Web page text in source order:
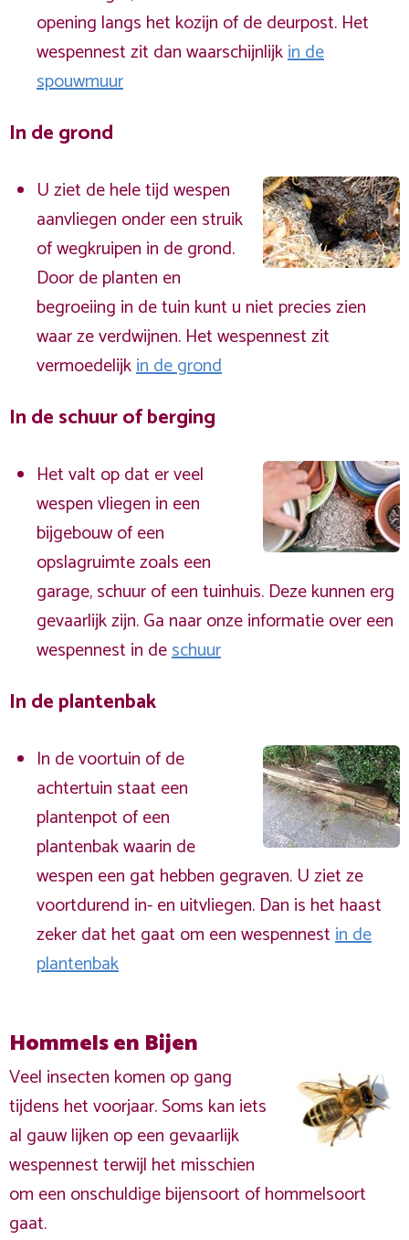
opening langs het kozijn of de deurpost. Het
wespennest zit dan waarschijnlijkin de
spouwmuur
In de grond
U ziet de hele tijd wespen
aanvliegen onder een struik
of wegkruipen in de grond.
Door de planten en
begroeiing in de tuin kunt u niet precies zien
waar ze verdwijnen. Het wespennest zit
vermoedelijkin de grond
In de schuur of berging
Het valt op dat er veel
wespen vliegen in een
bijgebouw of een
opslagruimte zoals een
garage, schuur of een tuinhuis. Deze kunnen erg
gevaarlijk zijn. Ga naar onze informatie over een
wespennest in deschuur
In de plantenbak
In de voortuin of de
achtertuin staat een
plantenpot of een
plantenbak waarin de
wespen een gat hebben gegraven. U ziet ze
voortdurend in- en uitvliegen. Dan is het haast
zeker dat het gaat om een wespennestin de
plantenbak
Hommels en Bijen
Veel insecten komen op gang
tijdens het voorjaar. Soms kan iets
al gauw lijken op een gevaarlijk
wespennest terwijl het misschien
om een onschuldige bijensoort of hommelsoort
gaat.